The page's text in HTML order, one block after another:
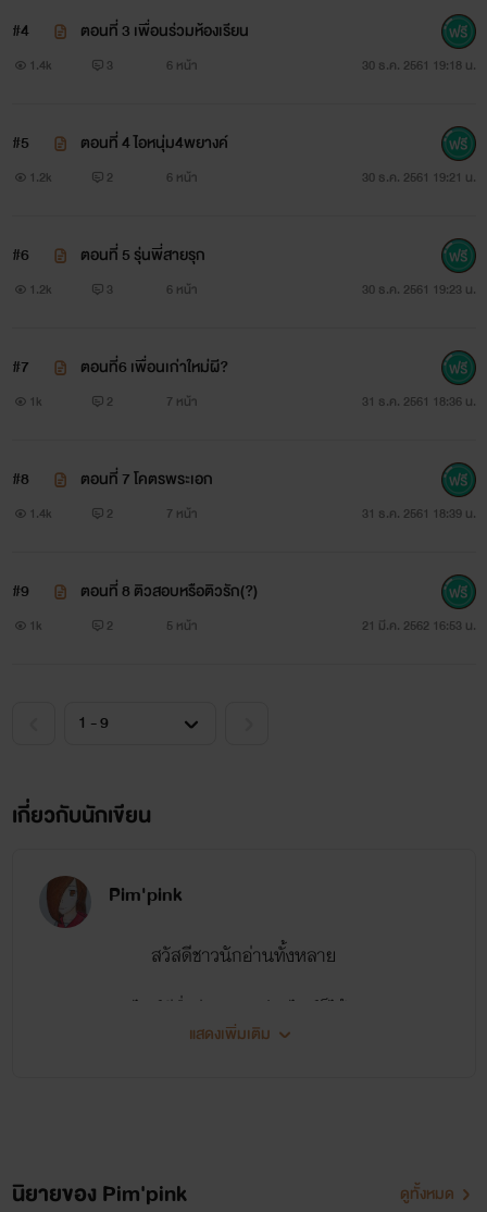
#4 ตอนที่ 3 เพื่อนร่วมห้องเรียน
1.4k 3 6 หน้า 30 ธ.ค. 2561 19:18 น.
#5 ตอนที่ 4 ไอหนุ่ม4พยางค์
1.2k 2 6 หน้า 30 ธ.ค. 2561 19:21 น.
#6 ตอนที่ 5 รุ่นพี่สายรุก
1.2k 3 6 หน้า 30 ธ.ค. 2561 19:23 น.
#7 ตอนที่6 เพื่อนเก่าใหม่ผี?
1k 2 7 หน้า 31 ธ.ค. 2561 18:36 น.
#8 ตอนที่ 7 โคตรพระเอก
1.4k 2 7 หน้า 31 ธ.ค. 2561 18:39 น.
#9 ตอนที่ 8 ติวสอบหรือติวรัก(?)
1k 2 5 หน้า 21 มี.ค. 2562 16:53 น.
เกี่ยวกับนักเขียน
Pim'pink
สวัสดีชาวนักอ่านทั้งหลาย
ไรท์มีชื่อว่า ชมพู(เรียกไรท์ก็ได้)
แสดงเพิ่มเติม
นิยายของ Pim'pink ดูทั้งหมด